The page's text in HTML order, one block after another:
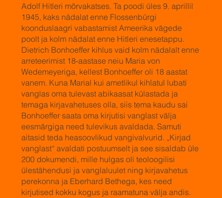
Adolf Hitleri mõrvakatses. Ta poodi üles 9. aprillil
1945, kaks nädalat enne Flossenbürgi
koonduslaagri vabastamist Ameerika vägede
poolt ja kolm nädalat enne Hitleri enesetappu.
Dietrich Bonhoeffer kihlus vaid kolm nädalalt enne
arreteerimist 18-aastase neiu Maria von
Wedemeyeriga, kellest Bonhoeffer oli 18 aastat
vanem. Kuna Marial kui ametlikul kihlatul lubati
vanglas oma tulevast abikaasat külastada ja
temaga kirjavahetuses olla, siis tema kaudu sai
Bonhoeffer saata oma kirjutisi vanglast välja
eesmärgiga need tulevikus avaldada. Samuti
aitasid teda heasoovlikud vangivalvurid. „Kirjad
vanglast“ avaldati postuumselt ja see sisaldab üle
200 dokumendi, mille hulgas oli teoloogilisi
ülestähendusi ja vanglaluulet ning kirjavahetus
perekonna ja Eberhard Bethega, kes need
kirjutised kokku kogus ja raamatuna välja andis.